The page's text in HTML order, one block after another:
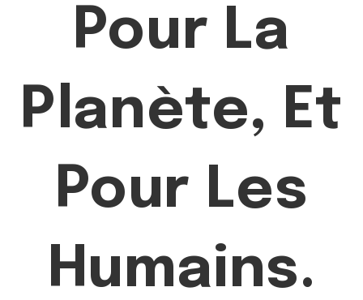
Pour La
Planète, Et
Pour Les
Humains.